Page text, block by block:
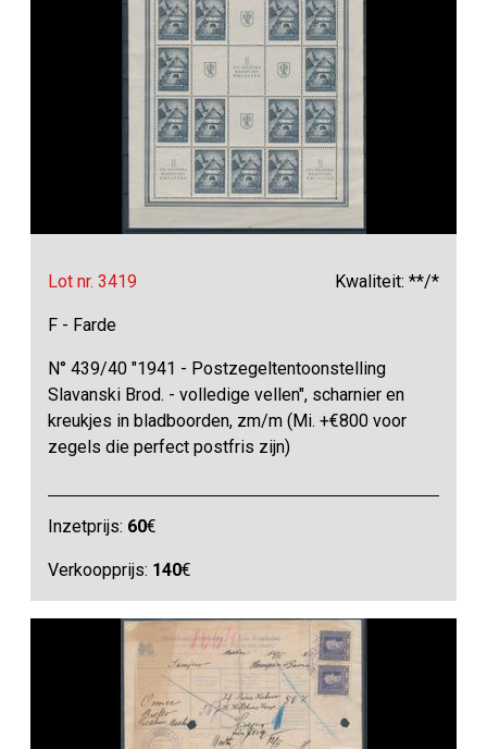
Lot nr. 3419 Kwaliteit: **/*
F - Farde
N° 439/40 "1941 - Postzegeltentoonstelling
Slavanski Brod. - volledige vellen", scharnier en
kreukjes in bladboorden, zm/m (Mi. +€800 voor
zegels die perfect postfris zijn)
Inzetprijs: 60€
Verkoopprijs: 140€